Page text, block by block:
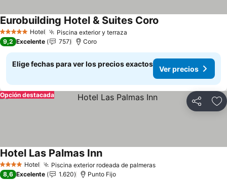
5 Estrellas Hotel Piscina exterior y terraza
Eurobuilding Hotel & Suites Coro
9,2 Excelente 757 Coro
Elige fechas para ver los precios exactos
Ver precios
Compartir
Opción destacada
4 EstrellasHotel Piscina exterior rodeada de palmerasVer precios
Hotel Las Palmas InnVer precios
8,6 Excelente 1.620 Punto Fijo